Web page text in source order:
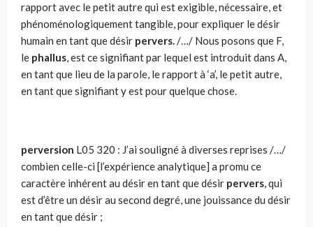
rapport avec le petit autre qui est exigible, nécessaire, et
phénoméno­­logiquement tangible, pour expliquer le désir
humain en tant que désir pervers./…/ Nous posons que F,
le phallus, est ce signifiant par lequel est introduit dans A,
en tant que lieu de la parole, le rapport à ‘a’, le petit autre,
en tant que signifiant y est pour quelque chose.
perversion L05 320 : J’ai souligné à diverses reprises /…/
combien celle-ci [l’expérience analytique] a promu ce
caractère inhérent au désir en tant que désir pervers, qui
est d’être un désir au second degré, une jouissance du désir
en tant que désir ;